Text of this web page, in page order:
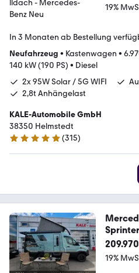
19%
In 3 Monaten ab Bestellung
Neufahrzeug • Kastenwagen •
140 kW (190 PS) • Diesel
2x 95W Solar / 5G WIFI
2,8t Anhängelast
KALE-Automobile GmbH
38350 Helmstedt
4.8 Sterne
(315)
19%